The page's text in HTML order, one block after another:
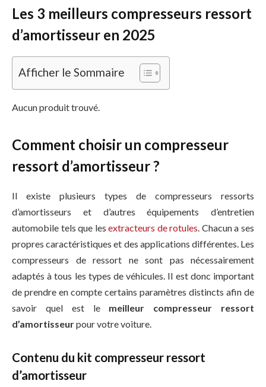
Les 3 meilleurs compresseurs ressort
d’amortisseur en 2025
Afficher le Sommaire
Aucun produit trouvé.
Comment choisir un compresseur
ressort d’amortisseur ?
Il existe plusieurs types de compresseurs ressorts
d’amortisseurs et d’autres équipements d’entretien
automobile tels que lesextracteurs de rotules. Chacun a ses
propres caractéristiques et des applications différentes. Les
compresseurs de ressort ne sont pas nécessairement
adaptés à tous les types de véhicules. Il est donc important
de prendre en compte certains paramètres distincts afin de
savoir quel est le meilleur compresseur ressort
d’amortisseurpour votre voiture.
Contenu du kit compresseur ressort
d’amortisseur